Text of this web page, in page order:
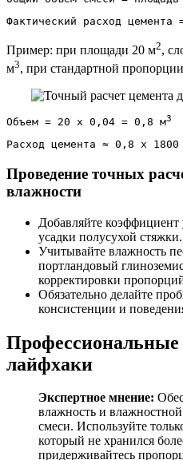
Фактический расход
Пример: при площади 20 м2,
м3, при стандартной
Объем = 20 x 0,04 = 0,8 м3
Расход цемента ≈ 0,8 x
Проведение точных
влажности
Добавляйте
усадки полусухой стяжки.
Учитывайте влажность
портландовый
корректировки
Обязательно делайте
консистенции и
лайфхаки
Экспертное мнение:
влажность и
смеси. Используйте
который не хранился
придерживайтесь